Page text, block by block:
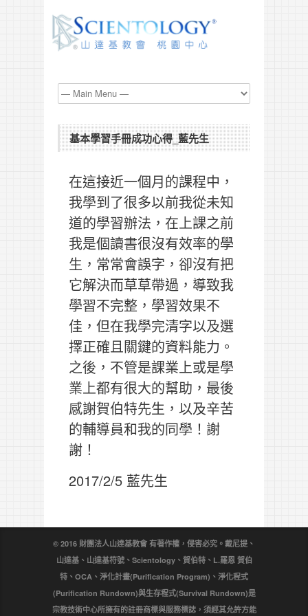
基本學習手冊成功心得_藍先生
在這接近一個月的課程中，
我學到了很多以前我從未知
道的學習辦法，在上課之前
我是個讀書很沒有效率的學
生，常常會誤字，卻沒有把
它解決而草草帶過，導致我
學習不完整，學習效果不
佳，但在我學完清字以及選
擇正確且關鍵的資料能力。
之後，不管是課業上或是學
業上都有很大的幫助，最後
感謝賀伯特先生，以及辛苦
的輔導員和我的同學！謝
謝！
2017/2/5 藍先生
© 2016 財團法人山達基教會 有著作權，侵害必究。戴尼提、
山達基、山達基符號、Scientology、賀伯特、L.羅恩 賀伯
特、OCA、淨化計畫(Purification Program)、淨化程式
(Purification Rundown)與生存程式(Survival Rundown)是
宗教技術中心所擁有的註冊商標與服務標誌，須經其允許方能